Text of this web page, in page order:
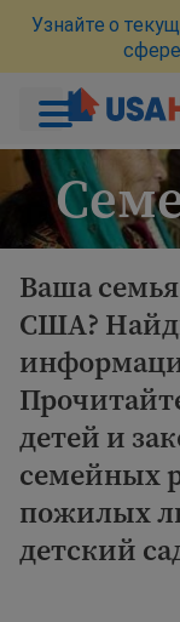
Перейти
материалам
Узнайте о
Ваша
США?
детей и
семейных
пожилых
детский